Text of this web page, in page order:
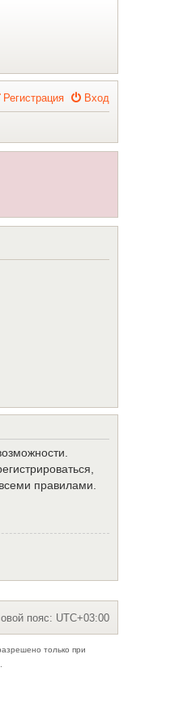
Вход
Регистрация
правилами.
пояс: UTC+03:00
только при